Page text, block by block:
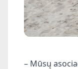
– Mūsų